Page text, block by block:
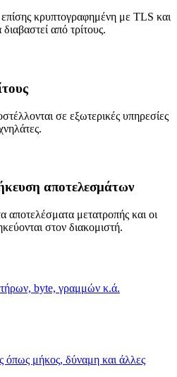
κρυπτογραφημένη με TLS και
από τρίτους.
σε εξωτερικές υπηρεσίες
αποτελεσμάτων
αποτελέσματα μετατροπής και οι
στον διακομιστή.
byte, γραμμών κ.ά.
όπως μήκος, δύναμη και άλλες